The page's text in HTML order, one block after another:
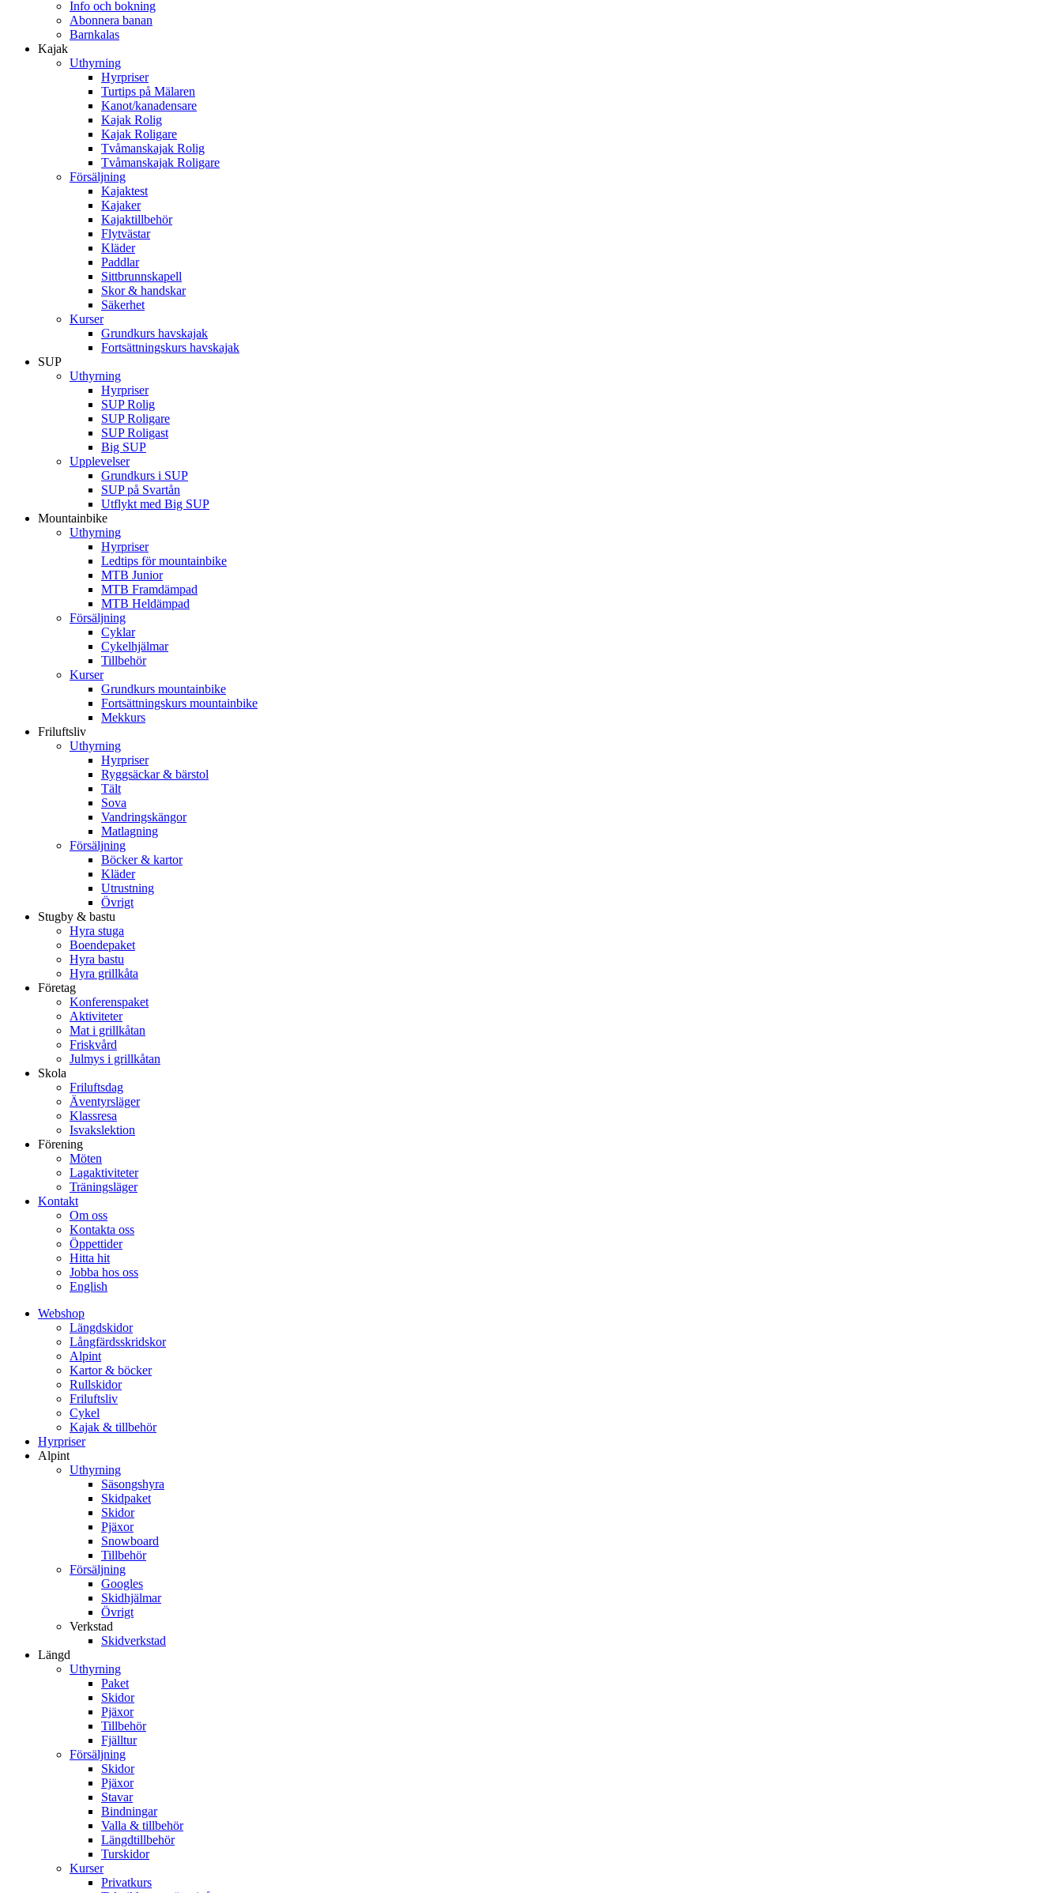
Info och bokning
Abonnera banan
Barnkalas
Kajak
Uthyrning
Hyrpriser
Turtips på Mälaren
Kanot/kanadensare
Kajak Rolig
Kajak Roligare
Tvåmanskajak Rolig
Tvåmanskajak Roligare
Försäljning
Kajaktest
Kajaker
Kajaktillbehör
Flytvästar
Kläder
Paddlar
Sittbrunnskapell
Skor & handskar
Säkerhet
Kurser
Grundkurs havskajak
Fortsättningskurs havskajak
SUP
Uthyrning
Hyrpriser
SUP Rolig
SUP Roligare
SUP Roligast
Big SUP
Upplevelser
Grundkurs i SUP
SUP på Svartån
Utflykt med Big SUP
Mountainbike
Uthyrning
Hyrpriser
Ledtips för mountainbike
MTB Junior
MTB Framdämpad
MTB Heldämpad
Försäljning
Cyklar
Cykelhjälmar
Tillbehör
Kurser
Grundkurs mountainbike
Fortsättningskurs mountainbike
Mekkurs
Friluftsliv
Uthyrning
Hyrpriser
Ryggsäckar & bärstol
Tält
Sova
Vandringskängor
Matlagning
Försäljning
Böcker & kartor
Kläder
Utrustning
Övrigt
Stugby & bastu
Hyra stuga
Boendepaket
Hyra bastu
Hyra grillkåta
Företag
Konferenspaket
Aktiviteter
Mat i grillkåtan
Friskvård
Julmys i grillkåtan
Skola
Friluftsdag
Äventyrsläger
Klassresa
Isvakslektion
Förening
Möten
Lagaktiviteter
Träningsläger
Kontakt
Om oss
Kontakta oss
Öppettider
Hitta hit
Jobba hos oss
English
Webshop
Längdskidor
Långfärdsskridskor
Alpint
Kartor & böcker
Rullskidor
Friluftsliv
Cykel
Kajak & tillbehör
Hyrpriser
Alpint
Uthyrning
Säsongshyra
Skidpaket
Skidor
Pjäxor
Snowboard
Tillbehör
Försäljning
Googles
Skidhjälmar
Övrigt
Verkstad
Skidverkstad
Längd
Uthyrning
Paket
Skidor
Pjäxor
Tillbehör
Fjälltur
Försäljning
Skidor
Pjäxor
Stavar
Bindningar
Valla & tillbehör
Längdtillbehör
Turskidor
Kurser
Privatkurs